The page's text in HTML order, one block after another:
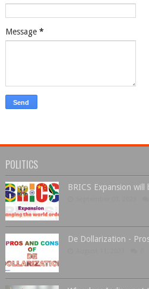
Message *
POLITICS
BRICS Expansion
De Dollarization -